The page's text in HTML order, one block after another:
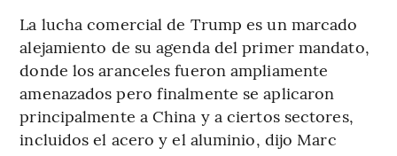
La lucha comercial de Trump es un marcado
alejamiento de su agenda del primer mandato,
donde los aranceles fueron ampliamente
amenazados pero finalmente se aplicaron
principalmente a China y a ciertos sectores,
incluidos el acero y el aluminio, dijo Marc